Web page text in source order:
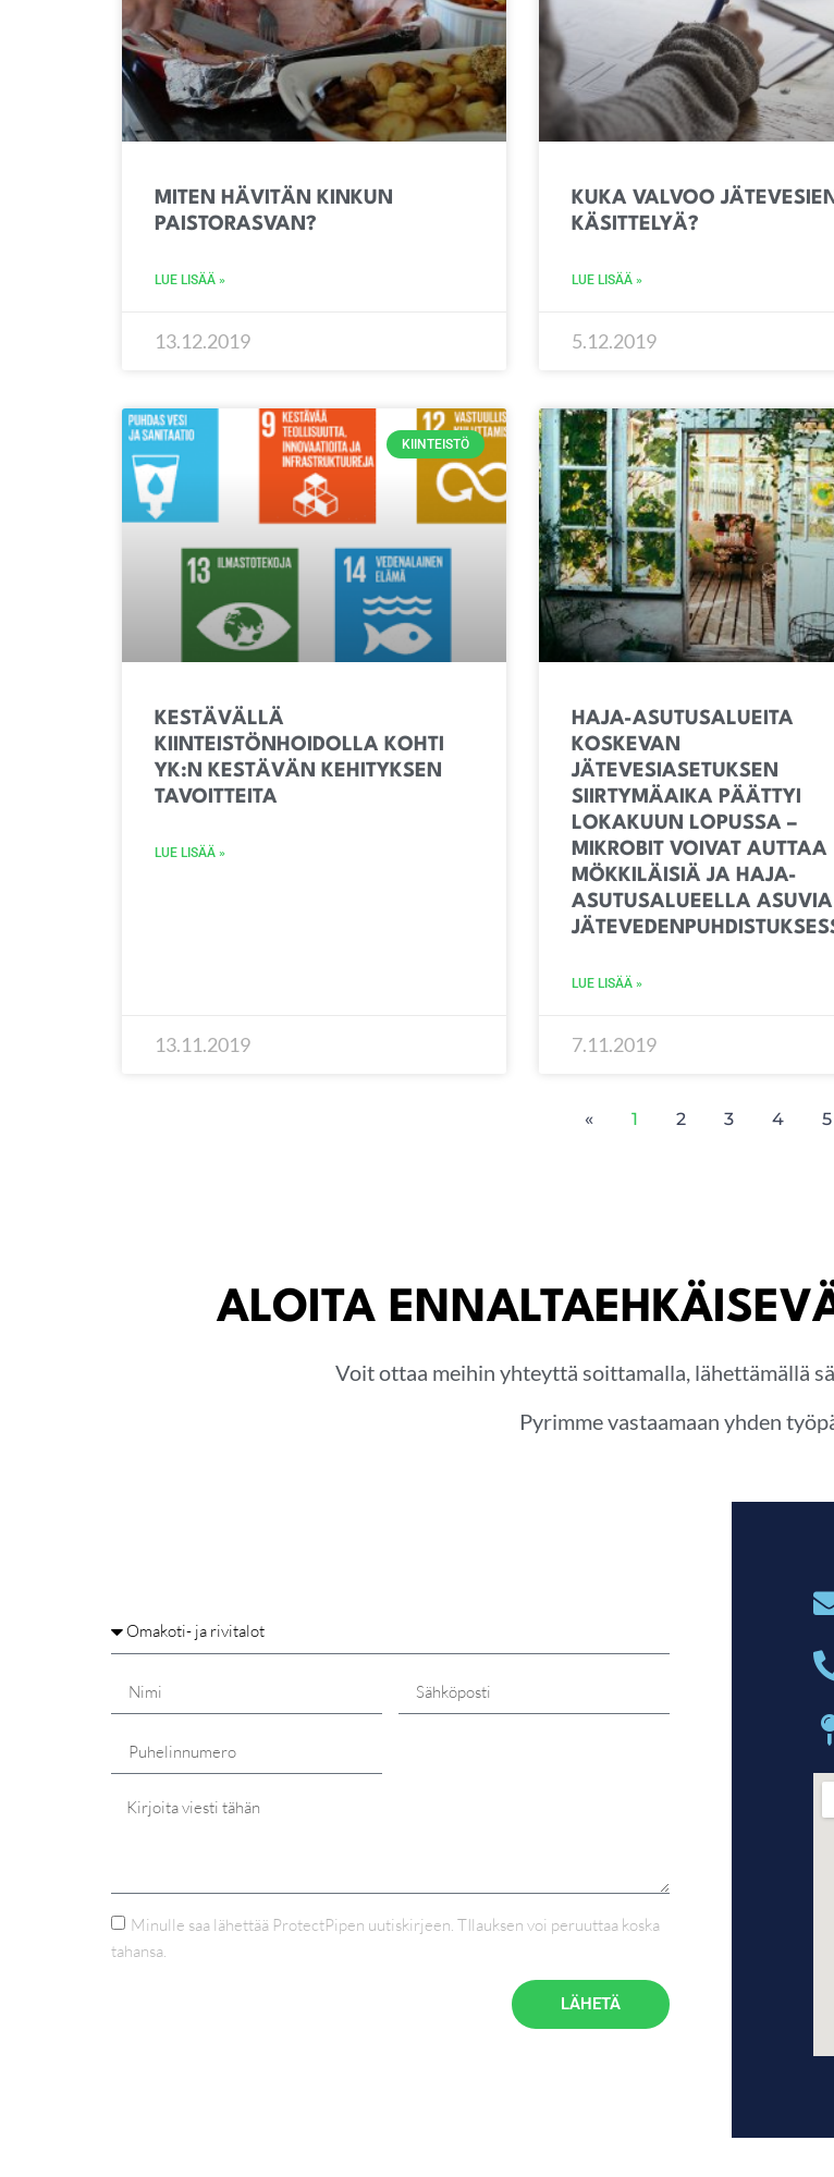
MITEN HÄVITÄN KINKUN
PAISTORASVAN?
LUE LISÄÄ »
13.12.2019
KUKA VALVOO JÄTEVESIEN
KÄSITTELYÄ?
LUE LISÄÄ »
5.12.2019
KIINTEISTÖ
KESTÄVÄLLÄ
KIINTEISTÖNHOIDOLLA KOHTI
YK:N KESTÄVÄN KEHITYKSEN
TAVOITTEITA
LUE LISÄÄ »
13.11.2019
HAJA-ASUTUSALUEITA
KOSKEVAN
JÄTEVESIASETUKSEN
SIIRTYMÄAIKA PÄÄTTYI
LOKAKUUN LOPUSSA –
MIKROBIT VOIVAT AUTTAA
MÖKKILÄISIÄ JA HAJA-
ASUTUSALUEELLA ASUVIA
LUE LISÄÄ »
7.11.2019
« 1 2 3 4 5
ALOITA
Voit ottaa meihin yhteyttä soittamalla, lähettämällä
Pyrimme vastaamaan yhden
Minulle saa lähettää ProtectPipen uutiskirjeen. TIlauksen voi peruuttaa koska
tahansa.
LÄHETÄ